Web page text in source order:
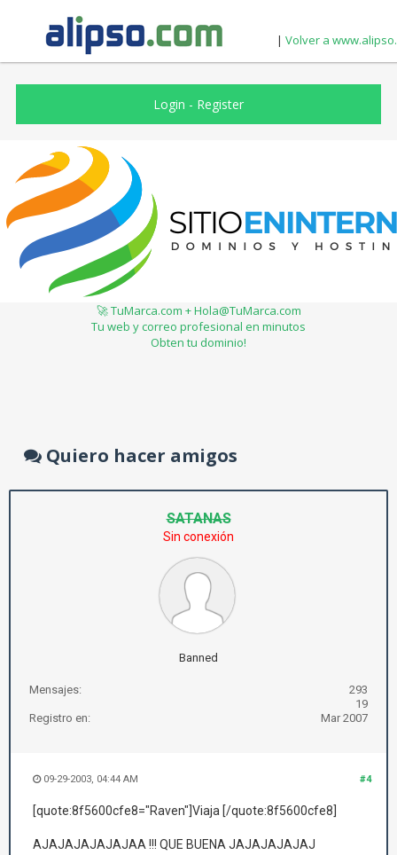
| Volver a
Login - Register
🚀 TuMarca.com + Hola@TuMarca.com
Tu web y correo profesional en minutos
Obten tu dominio!
Quiero hacer amigos
SATANAS
Sin conexión
Banned
Mensajes:
293
19
Registro en:
Mar 2007
#4
09-29-2003, 04:44 AM
[quote:8f5600cfe8="Raven"]Viaja [/quote:8f5600cfe8]
AJAJAJAJAJAJAA !!! QUE BUENA JAJAJAJAJAJ